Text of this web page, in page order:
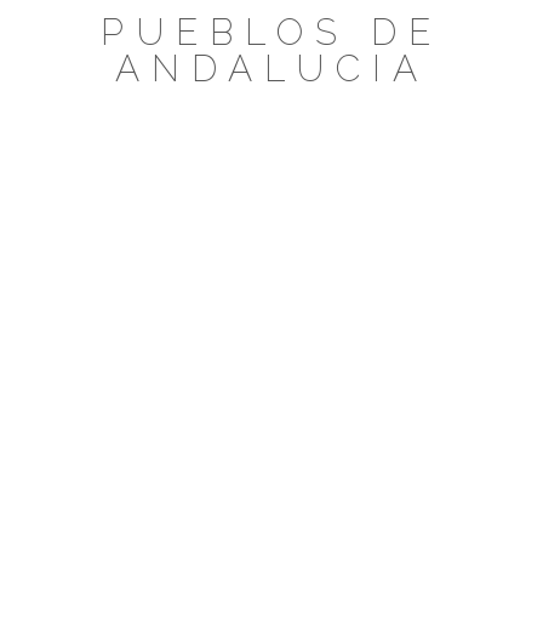
PUEBLOS DE
ANDALUCIA